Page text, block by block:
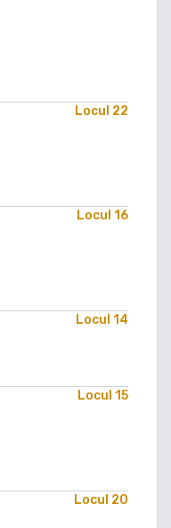
Locul 22
Locul 16
Locul 14
Locul 15
Locul 20